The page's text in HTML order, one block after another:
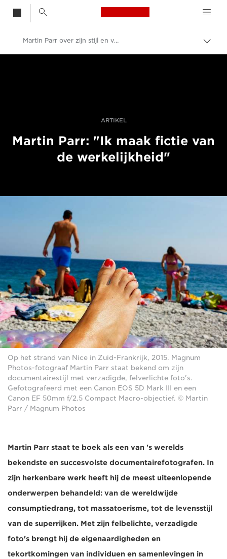
Canon Logo, back
in-/
Martin Parr over zijn stijl en visie
ARTIKEL
Martin Parr: "Ik maak fictie van
de werkelijkheid"
Op het strand van Nice in Zuid-Frankrijk, 2015. Magnum
Photos-fotograaf Martin Parr staat bekend om zijn
documentairestijl met verzadigde, felverlichte foto's.
Gefotografeerd met een Canon EOS 5D Mark III en een
Canon EF 50mm f/2.5 Compact Macro-objectief. © Martin
Parr / Magnum Photos
Martin Parr staat te boek als een van 's werelds
bekendste en succesvolste documentairefotografen. In
zijn herkenbare werk heeft hij de meest uiteenlopende
onderwerpen behandeld: van de wereldwijde
consumptiedrang, tot massatoerisme, tot de levensstijl
van de superrijken. Met zijn felbelichte, verzadigde
foto's brengt hij de eigenaardigheden en
tekortkomingen van individuen en samenlevingen in